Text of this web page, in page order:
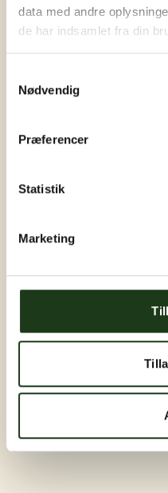
data med andre
de har indsamlet fra din
Nødvendig
Præferencer
Statistik
Marketing